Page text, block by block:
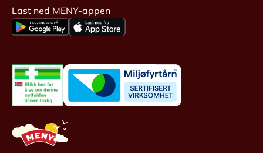
Last ned MENY-appen